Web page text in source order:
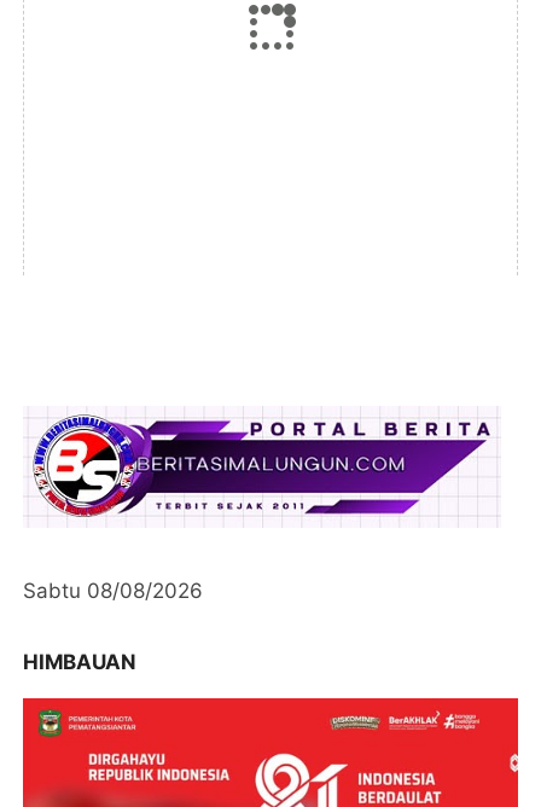
Sabtu 08/08/2026
HIMBAUAN